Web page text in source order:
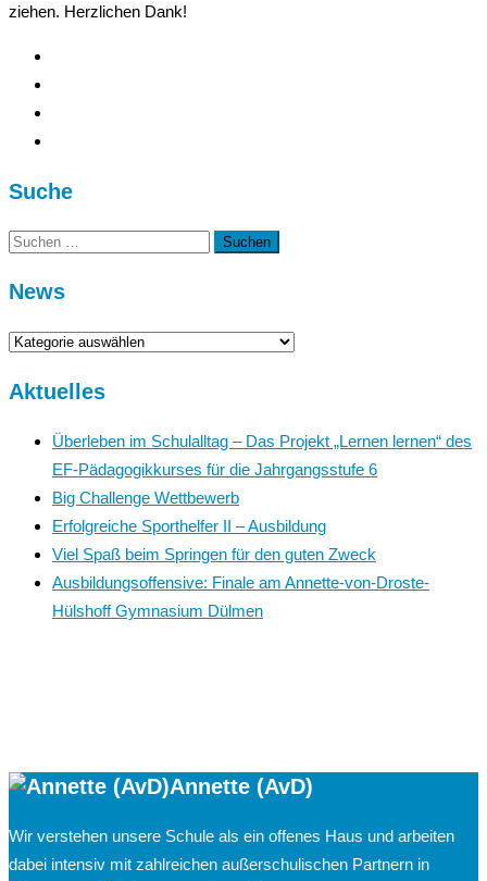
ziehen. Herzlichen Dank!
Suche
Suchen
News
News
Aktuelles
Überleben im Schulalltag – Das Projekt „Lernen lernen“ des
EF-Pädagogikkurses für die Jahrgangsstufe 6
Big Challenge Wettbewerb
Erfolgreiche Sporthelfer II – Ausbildung
Viel Spaß beim Springen für den guten Zweck
Ausbildungsoffensive: Finale am Annette-von-Droste-
Hülshoff Gymnasium Dülmen
Annette (AvD)
Wir verstehen unsere Schule als ein offenes Haus und arbeiten
dabei intensiv mit zahlreichen außerschulischen Partnern in